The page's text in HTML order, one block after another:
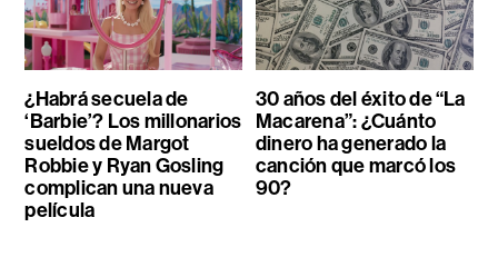
¿Habrá secuela de
‘Barbie’? Los millonarios
sueldos de Margot
Robbie y Ryan Gosling
complican una nueva
película
30 años del éxito de “La
Macarena”: ¿Cuánto
dinero ha generado la
canción que marcó los
90?